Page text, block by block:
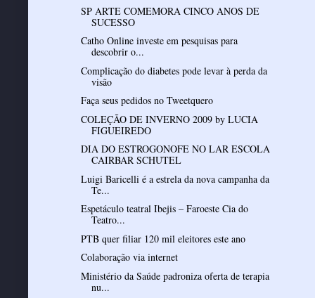
SP ARTE COMEMORA CINCO ANOS DE
SUCESSO
Catho Online investe em pesquisas para
descobrir o...
Complicação do diabetes pode levar à perda da
visão
Faça seus pedidos no Tweetquero
COLEÇÃO DE INVERNO 2009 by LUCIA
FIGUEIREDO
DIA DO ESTROGONOFE NO LAR ESCOLA
CAIRBAR SCHUTEL
Luigi Baricelli é a estrela da nova campanha da
Te...
Espetáculo teatral Ibejis – Faroeste Cia do
Teatro...
PTB quer filiar 120 mil eleitores este ano
Colaboração via internet
Ministério da Saúde padroniza oferta de terapia
nu...